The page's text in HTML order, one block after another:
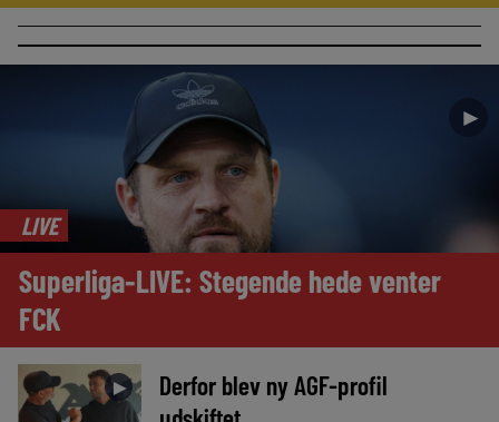
►
LIVE
Superliga-LIVE: Stegende hede venter
FCK
►
Derfor blev ny AGF-profil